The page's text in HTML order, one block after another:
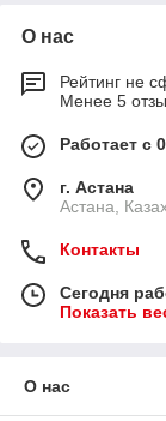
О нас
Рейтинг не
Менее 5
Работает с
г. Астана
Астана,
Контакты
Сегодня
Показать
О нас